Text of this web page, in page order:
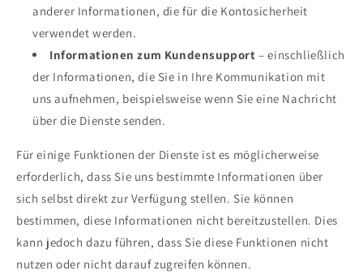
anderer Informationen, die für die Kontosicherheit
verwendet werden.
Informationen zum Kundensupport – einschließlich
der Informationen, die Sie in Ihre Kommunikation mit
uns aufnehmen, beispielsweise wenn Sie eine Nachricht
über die Dienste senden.
Für einige Funktionen der Dienste ist es möglicherweise
erforderlich, dass Sie uns bestimmte Informationen über
sich selbst direkt zur Verfügung stellen. Sie können
bestimmen, diese Informationen nicht bereitzustellen. Dies
kann jedoch dazu führen, dass Sie diese Funktionen nicht
nutzen oder nicht darauf zugreifen können.